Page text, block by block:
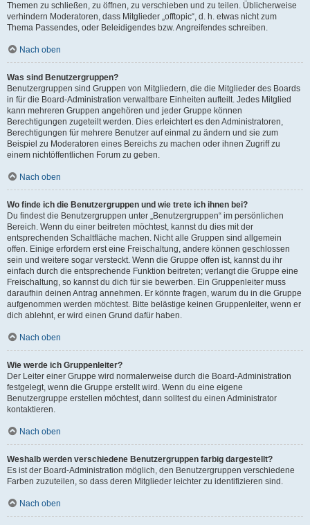
Themen zu schließen, zu öffnen, zu verschieben und zu teilen. Üblicherweise
verhindern Moderatoren, dass Mitglieder „offtopic“, d. h. etwas nicht zum
Thema Passendes, oder Beleidigendes bzw. Angreifendes schreiben.
Nach oben
Was sind Benutzergruppen?
Benutzergruppen sind Gruppen von Mitgliedern, die die Mitglieder des Boards
in für die Board-Administration verwaltbare Einheiten aufteilt. Jedes Mitglied
kann mehreren Gruppen angehören und jeder Gruppe können
Berechtigungen zugeteilt werden. Dies erleichtert es den Administratoren,
Berechtigungen für mehrere Benutzer auf einmal zu ändern und sie zum
Beispiel zu Moderatoren eines Bereichs zu machen oder ihnen Zugriff zu
einem nichtöffentlichen Forum zu geben.
Nach oben
Wo finde ich die Benutzergruppen und wie trete ich ihnen bei?
Du findest die Benutzergruppen unter „Benutzergruppen“ im persönlichen
Bereich. Wenn du einer beitreten möchtest, kannst du dies mit der
entsprechenden Schaltfläche machen. Nicht alle Gruppen sind allgemein
offen. Einige erfordern erst eine Freischaltung, andere können geschlossen
sein und weitere sogar versteckt. Wenn die Gruppe offen ist, kannst du ihr
einfach durch die entsprechende Funktion beitreten; verlangt die Gruppe eine
Freischaltung, so kannst du dich für sie bewerben. Ein Gruppenleiter muss
daraufhin deinen Antrag annehmen. Er könnte fragen, warum du in die Gruppe
aufgenommen werden möchtest. Bitte belästige keinen Gruppenleiter, wenn er
dich ablehnt, er wird einen Grund dafür haben.
Nach oben
Wie werde ich Gruppenleiter?
Der Leiter einer Gruppe wird normalerweise durch die Board-Administration
festgelegt, wenn die Gruppe erstellt wird. Wenn du eine eigene
Benutzergruppe erstellen möchtest, dann solltest du einen Administrator
kontaktieren.
Nach oben
Weshalb werden verschiedene Benutzergruppen farbig dargestellt?
Es ist der Board-Administration möglich, den Benutzergruppen verschiedene
Farben zuzuteilen, so dass deren Mitglieder leichter zu identifizieren sind.
Nach oben